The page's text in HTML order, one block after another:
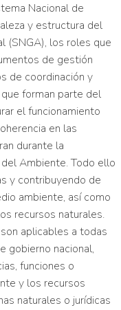
Nacional de
y estructura del
(SNGA), los roles que
de gestión
de coordinación y
forman parte del
el funcionamiento
en las
durante la
Ambiente. Todo ello
y contribuyendo de
ambiente, así como
recursos naturales.
aplicables a todas
gobierno nacional,
funciones o
y los recursos
naturales o jurídicas